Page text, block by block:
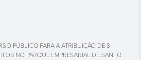
PÚBLICO PARA A ATRIBUIÇÃO DE 8
NO PARQUE EMPRESARIAL DE SANTO